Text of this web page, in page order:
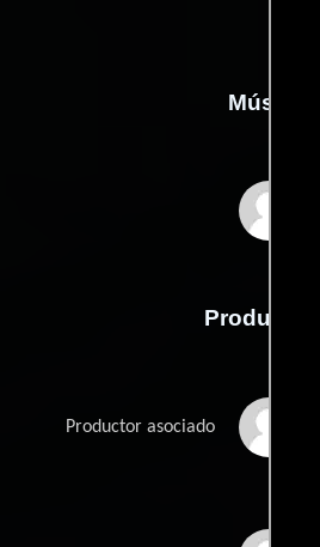
Música
Producción
Productor asociado